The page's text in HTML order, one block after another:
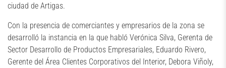
ciudad de Artigas.
Con la presencia de comerciantes y empresarios de la zona se
desarrolló la instancia en la que habló Verónica Silva, Gerenta de
Sector Desarrollo de Productos Empresariales, Eduardo Rivero,
Gerente del Área Clientes Corporativos del Interior, Debora Viñoly,